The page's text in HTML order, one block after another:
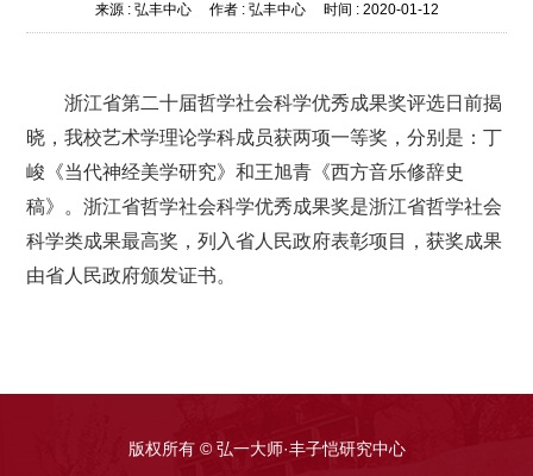
来源 : 弘丰中心作者 : 弘丰中心时间 : 2020-01-12
浙江省第二十届哲学社会科学优秀成果奖评选日前揭
晓 ，我校艺术学理论学科成员获两项一等奖，分别是：丁
峻《当代神经美学研究》和王旭青《西方音乐修辞史
稿》。浙江省哲学社会科学优秀成果奖是浙江省哲学社会
科学类成果最高奖，列入省人民政府表彰项目，获奖成果
由省人民政府颁发证书。
版权所有 © 弘一大师·丰子恺研究中心